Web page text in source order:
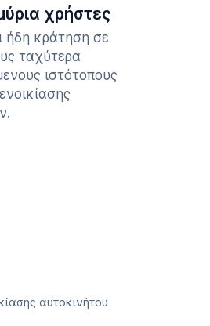
χρήστες
ήδη κράτηση σε
ταχύτερα
ιστότοπους
αυτοκινήτου